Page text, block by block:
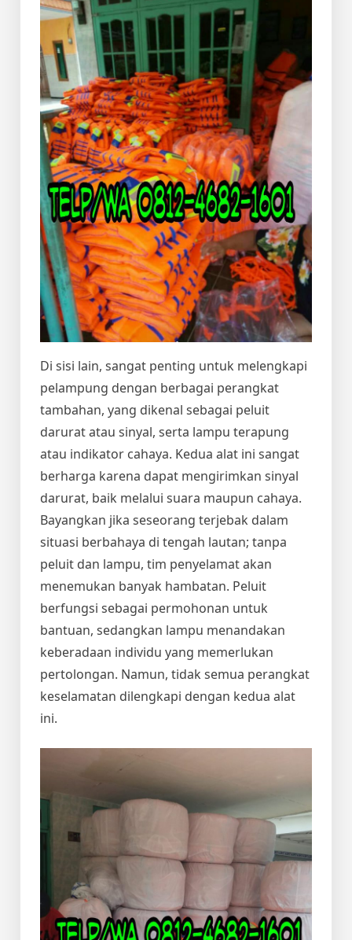
Di sisi lain, sangat penting untuk melengkapi
pelampung dengan berbagai perangkat
tambahan, yang dikenal sebagai peluit
darurat atau sinyal, serta lampu terapung
atau indikator cahaya. Kedua alat ini sangat
berharga karena dapat mengirimkan sinyal
darurat, baik melalui suara maupun cahaya.
Bayangkan jika seseorang terjebak dalam
situasi berbahaya di tengah lautan; tanpa
peluit dan lampu, tim penyelamat akan
menemukan banyak hambatan. Peluit
berfungsi sebagai permohonan untuk
bantuan, sedangkan lampu menandakan
keberadaan individu yang memerlukan
pertolongan. Namun, tidak semua perangkat
keselamatan dilengkapi dengan kedua alat
ini.